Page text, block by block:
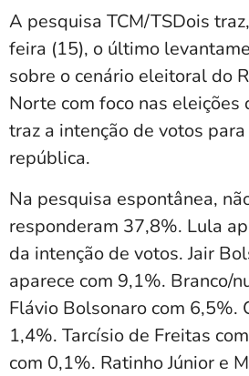
A pesquisa TCM/TSDois
feira (15), o último
sobre o cenário eleitoral do
Norte com foco nas
traz a intenção de votos
república.
Na pesquisa espontânea,
responderam 37,8%. Lula
da intenção de votos. Jair
aparece com 9,1%. Branco/
Flávio Bolsonaro com 6,5%.
1,4%. Tarcísio de Freitas
com 0,1%. Ratinho Júnior e